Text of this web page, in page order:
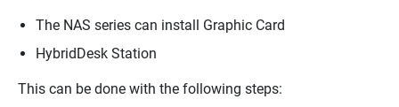
The NAS series can install Graphic Card
HybridDesk Station
This can be done with the following steps: